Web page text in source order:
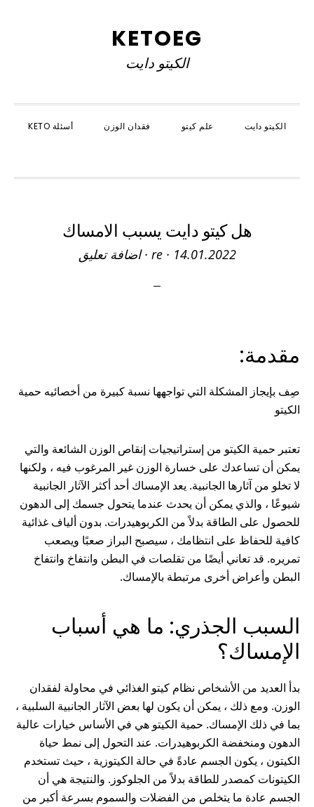
KETOEG
الكيتو دايت
الكيتو دايت علم كيتو فقدان الوزن أسئلة KETO
هل كيتو دايت يسبب الامساك
re· 14.01.2022
·اضافة تعليق
مقدمة:
صِف بإيجاز المشكلة التي تواجهها نسبة كبيرة من أخصائيه حمية
الكيتو
تعتبر حمية الكيتو من إستراتيجيات إنقاص الوزن الشائعة والتي
يمكن أن تساعدك على خسارة الوزن غير المرغوب فيه ، ولكنها
لا تخلو من آثارها الجانبية. يعد الإمساك أحد أكثر الآثار الجانبية
شيوعًا ، والذي يمكن أن يحدث عندما يتحول جسمك إلى الدهون
للحصول على الطاقة بدلاً من الكربوهيدرات. بدون ألياف غذائية
كافية للحفاظ على انتظامك ، سيصبح البراز صعبًا ويصعب
تمريره. قد تعاني أيضًا من تقلصات في البطن وانتفاخ وانتفاخ
البطن وأعراض أخرى مرتبطة بالإمساك.
السبب الجذري: ما هي أسباب
الإمساك؟
بدأ العديد من الأشخاص نظام كيتو الغذائي في محاولة لفقدان
الوزن. ومع ذلك ، يمكن أن يكون لها بعض الآثار الجانبية السلبية ،
بما في ذلك الإمساك. حمية الكيتو هي في الأساس خيارات عالية
الدهون ومنخفضة الكربوهيدرات. عند التحول إلى نمط حياة
الكيتون ، يكون الجسم عادةً في حالة الكيتوزية ، حيث تستخدم
الكيتونات كمصدر للطاقة بدلاً من الجلوكوز. والنتيجة هي أن
الجسم عادة ما يتخلص من الفضلات والسموم بسرعة أكبر من